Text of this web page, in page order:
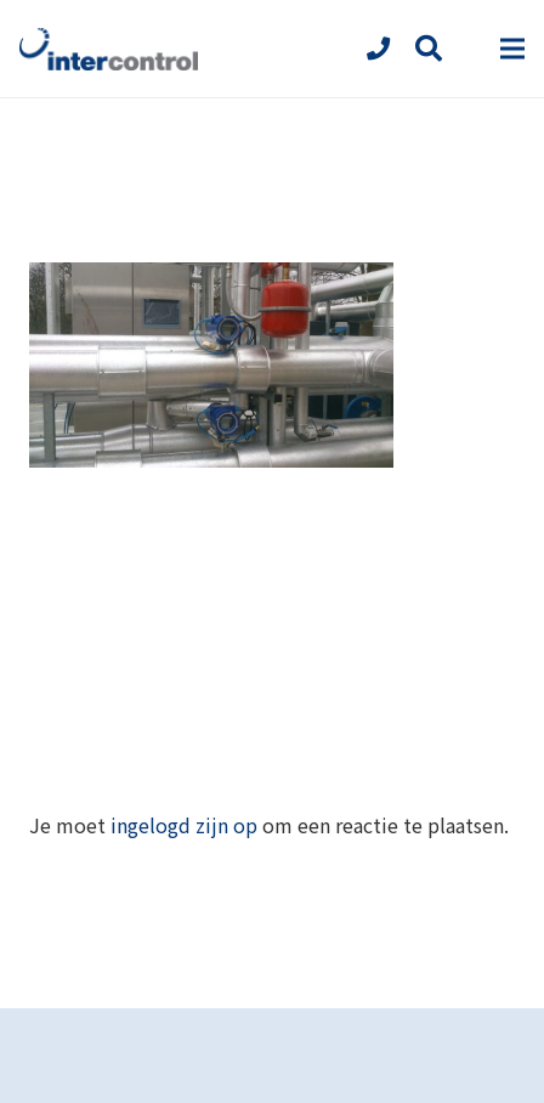
Je moet ingelogd zijn opom een reactie te plaatsen.